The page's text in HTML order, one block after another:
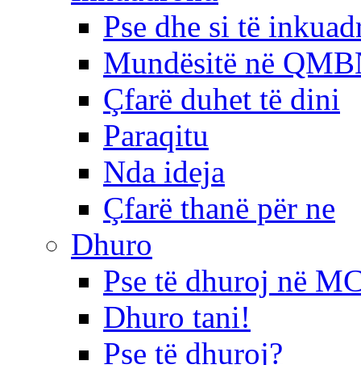
Pse dhe si të
Mundësitë në
Çfarë duhet të dini
Paraqitu
Nda ideja
Çfarë thanë për ne
Dhuro
Pse të dhuroj në
Dhuro tani!
Pse të dhuroj?